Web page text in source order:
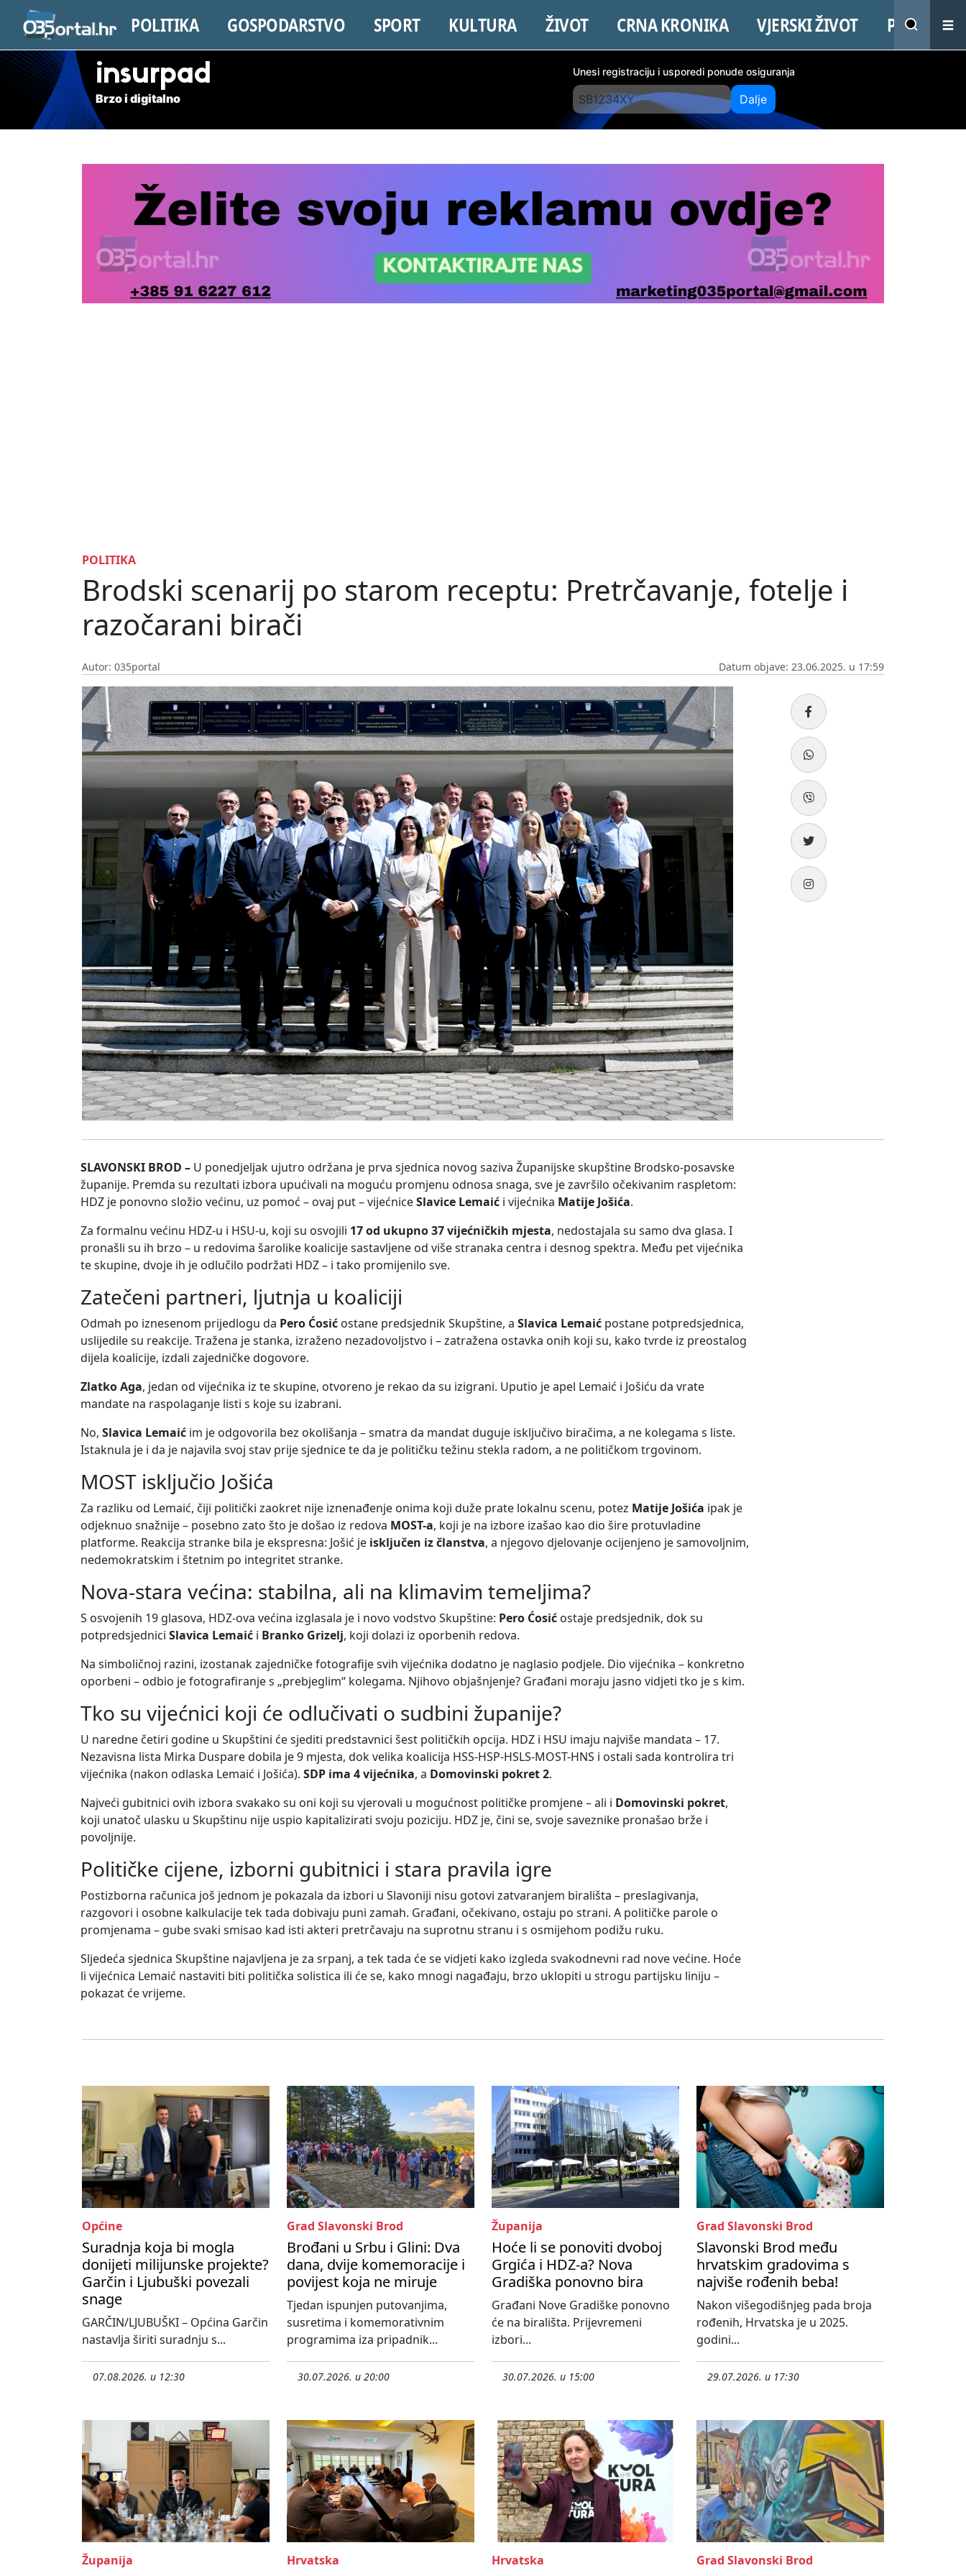
POLITIKA GOSPODARSTVO SPORT KULTURA ŽIVOT CRNA KRONIKA VJERSKI ŽIVOT PROMO
insurpad
Brzo i digitalno
Unesi registraciju i usporedi ponude osiguranja
Dalje
POLITIKA
Brodski scenarij po starom receptu: Pretrčavanje, fotelje i
razočarani birači
Autor: 035portal Datum objave: 23.06.2025. u 17:59
SLAVONSKI BROD – U ponedjeljak ujutro održana je prva sjednica novog saziva Županijske skupštine Brodsko-posavske
županije. Premda su rezultati izbora upućivali na moguću promjenu odnosa snaga, sve je završilo očekivanim raspletom:
HDZ je ponovno složio većinu, uz pomoć – ovaj put – vijećniceSlavice Lemaić i vijećnika Matije Jošića.
Za formalnu većinu HDZ-u i HSU-u, koji su osvojili 17 od ukupno 37 vijećničkih mjesta, nedostajala su samo dva glasa. I
pronašli su ih brzo – u redovima šarolike koalicije sastavljene od više stranaka centra i desnog spektra. Među pet vijećnika
te skupine, dvoje ih je odlučilo podržati HDZ – i tako promijenilo sve.
Zatečeni partneri, ljutnja u koaliciji
Odmah po iznesenom prijedlogu da Pero Ćosić ostane predsjednik Skupštine, a Slavica Lemaić postane potpredsjednica,
uslijedile su reakcije. Tražena je stanka, izraženo nezadovoljstvo i – zatražena ostavka onih koji su, kako tvrde iz preostalog
dijela koalicije, izdali zajedničke dogovore.
Zlatko Aga, jedan od vijećnika iz te skupine, otvoreno je rekao da su izigrani. Uputio je apel Lemaić i Jošiću da vrate
mandate na raspolaganje listi s koje su izabrani.
No, Slavica Lemaić im je odgovorila bez okolišanja – smatra da mandat duguje isključivo biračima, a ne kolegama s liste.
Istaknula je i da je najavila svoj stav prije sjednice te da je političku težinu stekla radom, a ne političkom trgovinom.
MOST isključio Jošića
Za razliku od Lemaić, čiji politički zaokret nije iznenađenje onima koji duže prate lokalnu scenu, potez Matije Jošića ipak je
odjeknuo snažnije – posebno zato što je došao iz redova MOST-a, koji je na izbore izašao kao dio šire protuvladine
platforme. Reakcija stranke bila je ekspresna: Jošić je isključen iz članstva, a njegovo djelovanje ocijenjeno je samovoljnim,
nedemokratskim i štetnim po integritet stranke.
Nova-stara većina: stabilna, ali na klimavim temeljima?
S osvojenih 19 glasova, HDZ-ova većina izglasala je i novo vodstvo Skupštine: Pero Ćosić ostaje predsjednik, dok su
potpredsjednici Slavica Lemaić i Branko Grizelj, koji dolazi iz oporbenih redova.
Na simboličnoj razini, izostanak zajedničke fotografije svih vijećnika dodatno je naglasio podjele. Dio vijećnika – konkretno
oporbeni – odbio je fotografiranje s „prebjeglim“ kolegama. Njihovo objašnjenje? Građani moraju jasno vidjeti tko je s kim.
Tko su vijećnici koji će odlučivati o sudbini županije?
U naredne četiri godine u Skupštini će sjediti predstavnici šest političkih opcija. HDZ i HSU imaju najviše mandata – 17.
Nezavisna lista Mirka Duspare dobila je 9 mjesta, dok velika koalicija HSS-HSP-HSLS-MOST-HNS i ostali sada kontrolira tri
vijećnika (nakon odlaska Lemaić i Jošića). SDP ima 4 vijećnika, a Domovinski pokret 2.
Najveći gubitnici ovih izbora svakako su oni koji su vjerovali u mogućnost političke promjene – ali i Domovinski pokret,
koji unatoč ulasku u Skupštinu nije uspio kapitalizirati svoju poziciju. HDZ je, čini se, svoje saveznike pronašao brže i
povoljnije.
Političke cijene, izborni gubitnici i stara pravila igre
Postizborna računica još jednom je pokazala da izbori u Slavoniji nisu gotovi zatvaranjem birališta – preslagivanja,
razgovori i osobne kalkulacije tek tada dobivaju puni zamah. Građani, očekivano, ostaju po strani. A političke parole o
promjenama – gube svaki smisao kad isti akteri pretrčavaju na suprotnu stranu i s osmijehom podižu ruku.
Sljedeća sjednica Skupštine najavljena je za srpanj, a tek tada će se vidjeti kako izgleda svakodnevni rad nove većine. Hoće
li vijećnica Lemaić nastaviti biti politička solistica ili će se, kako mnogi nagađaju, brzo uklopiti u strogu partijsku liniju –
pokazat će vrijeme.
Općine
Suradnja koja bi mogla
donijeti milijunske projekte?
Garčin i Ljubuški povezali
snage
GARČIN/LJUBUŠKI – Općina Garčin
nastavlja širiti suradnju s...
07.08.2026. u 12:30
Grad Slavonski Brod
Brođani u Srbu i Glini: Dva
dana, dvije komemoracije i
povijest koja ne miruje
Tjedan ispunjen putovanjima,
susretima i komemorativnim
programima iza pripadnik...
30.07.2026. u 20:00
Županija
Hoće li se ponoviti dvoboj
Grgića i HDZ-a? Nova
Gradiška ponovno bira
Građani Nove Gradiške ponovno
će na birališta. Prijevremeni
izbori...
30.07.2026. u 15:00
Grad Slavonski Brod
Slavonski Brod među
hrvatskim gradovima s
najviše rođenih beba!
Nakon višegodišnjeg pada broja
rođenih, Hrvatska je u 2025.
godini...
29.07.2026. u 17:30
Županija Hrvatska Hrvatska Grad Slavonski Brod